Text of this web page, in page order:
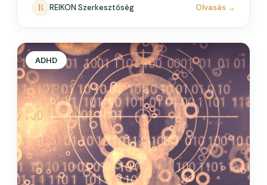
rendelkezhetünk, ha sérült…
R REIKON Szerkesztőség Olvasás →
ADHD